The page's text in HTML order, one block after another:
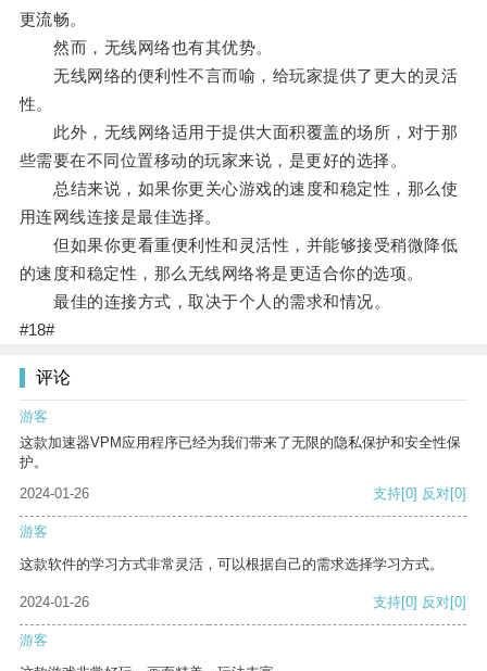
更流畅。
然而，无线网络也有其优势。
无线网络的便利性不言而喻，给玩家提供了更大的灵活
性。
此外，无线网络适用于提供大面积覆盖的场所，对于那
些需要在不同位置移动的玩家来说，是更好的选择。
总结来说，如果你更关心游戏的速度和稳定性，那么使
用连网线连接是最佳选择。
但如果你更看重便利性和灵活性，并能够接受稍微降低
的速度和稳定性，那么无线网络将是更适合你的选项。
最佳的连接方式，取决于个人的需求和情况。
#18#
评论
游客
这款加速器VPM应用程序已经为我们带来了无限的隐私保护和安全性保
护。
2024-01-26
支持[0] 反对[0]
游客
这款软件的学习方式非常灵活，可以根据自己的需求选择学习方式。
2024-01-26 支持[0] 反对[0]
游客